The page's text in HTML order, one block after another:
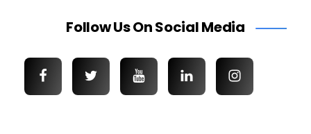
Follow Us On Social Media